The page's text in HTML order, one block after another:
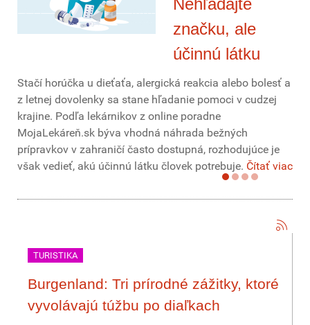
Nehľadajte
značku, ale
účinnú látku
Stačí horúčka u dieťaťa, alergická reakcia alebo bolesť a
z letnej dovolenky sa stane hľadanie pomoci v cudzej
krajine. Podľa lekárnikov z online poradne
MojaLekáreň.sk býva vhodná náhrada bežných
prípravkov v zahraničí často dostupná, rozhodujúce je
však vedieť, akú účinnú látku človek potrebuje. Čítať viac
TURISTIKA
Burgenland: Tri prírodné zážitky, ktoré
vyvolávajú túžbu po diaľkach